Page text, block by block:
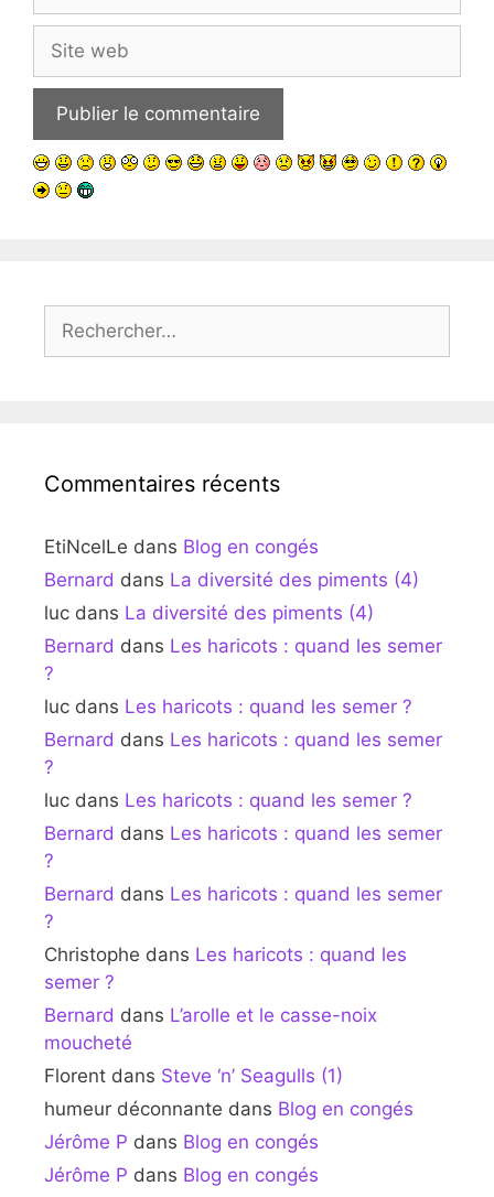
Site
web
Rechercher :
Commentaires récents
EtiNcelLe dans Blog en congés
Bernard dans La diversité des piments (4)
luc dans La diversité des piments (4)
Bernard dans Les haricots : quand les semer
?
luc dans Les haricots : quand les semer ?
Bernard dans Les haricots : quand les semer
?
luc dans Les haricots : quand les semer ?
Bernard dans Les haricots : quand les semer
?
Bernard dans Les haricots : quand les semer
?
Christophe dans Les haricots : quand les
semer ?
Bernard dans L’arolle et le casse-noix
moucheté
Florent dans Steve ‘n’ Seagulls (1)
humeur déconnante dans Blog en congés
Jérôme P dans Blog en congés
Jérôme P dans Blog en congés